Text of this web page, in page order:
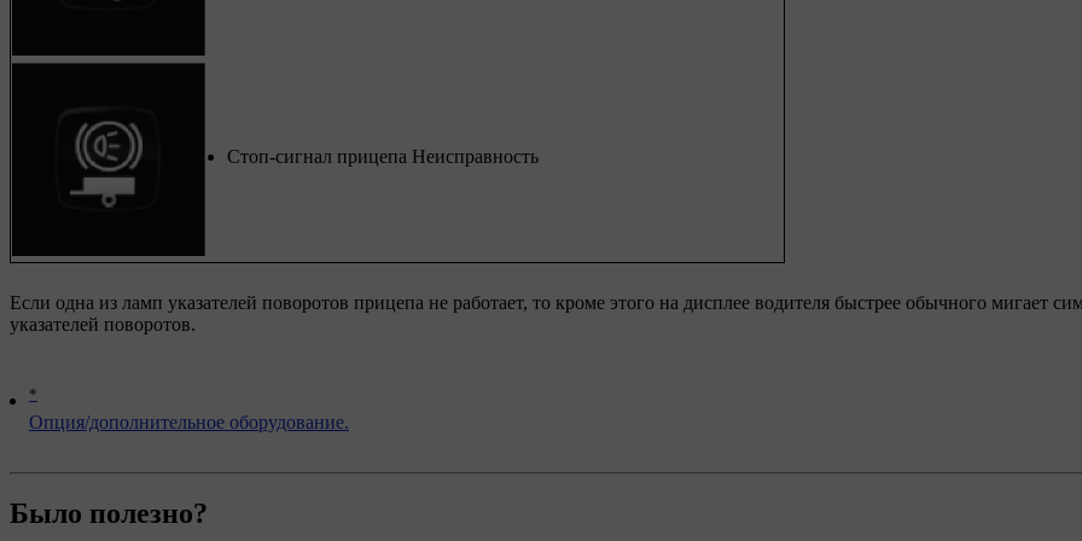
Стоп-сигнал прицепа Неисправность
Если одна из ламп указателей поворотов прицепа не работает, то кроме этого на дисплее водителя быстрее обычного мигает
указателей поворотов.
*
Опция/дополнительное оборудование.
Было полезно?